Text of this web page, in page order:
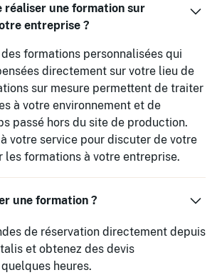
réaliser une formation sur
entreprise ?
formations personnalisées qui
directement sur votre lieu de
sur mesure permettent de traiter
à votre environnement et de
passé hors du site de production.
votre service pour discuter de votre
les formations à votre entreprise.
une formation ?
de réservation directement depuis
et obtenez des devis
heures.